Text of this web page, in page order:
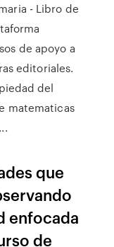
- Libro de
de apoyo a
editoriales.
del
matematicas
que
enfocada
de